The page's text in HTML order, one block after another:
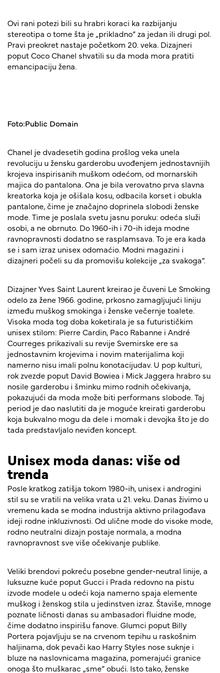
Ovi rani potezi bili su hrabri koraci ka razbijanju
stereotipa o tome šta je „prikladno” za jedan ili drugi pol.
Pravi preokret nastaje početkom 20. veka. Dizajneri
poput Coco Chanel shvatili su da moda mora pratiti
emancipaciju žena.
Foto:Public Domain
Chanel je dvadesetih godina prošlog veka unela
revoluciju u žensku garderobu uvođenjem jednostavnijih
krojeva inspirisanih muškom odećom, od mornarskih
majica do pantalona. Ona je bila verovatno prva slavna
kreatorka koja je ošišala kosu, odbacila korset i obukla
pantalone, čime je značajno doprinela slobodi ženske
mode. Time je poslala svetu jasnu poruku: odeća služi
osobi, a ne obrnuto. Do 1960-ih i 70-ih ideja modne
ravnopravnosti dodatno se rasplamsava. To je era kada
se i sam izraz unisex odomaćio. Modni magazini i
dizajneri počeli su da promovišu kolekcije „za svakoga”.
Dizajner Yves Saint Laurent kreirao je čuveni Le Smoking
odelo za žene 1966. godine, prkosno zamagljujući liniju
između muškog smokinga i ženske večernje toalete.
Visoka moda tog doba koketirala je sa futurističkim
unisex stilom: Pierre Cardin, Paco Rabanne i André
Courreges prikazivali su revije Svemirske ere sa
jednostavnim krojevima i novim materijalima koji
namerno nisu imali polnu konotacijudav. U pop kulturi,
rok zvezde poput David Bowiea i Mick Jaggera hrabro su
nosile garderobu i šminku mimo rodnih očekivanja,
pokazujući da moda može biti performans slobode. Taj
period je dao naslutiti da je moguće kreirati garderobu
koja bukvalno mogu da dele i momak i devojka što je do
tada predstavljalo neviđen koncept.
Unisex moda danas: više od
trenda
Posle kratkog zatišja tokom 1980-ih, unisex i androgini
stil su se vratili na velika vrata u 21. veku. Danas živimo u
vremenu kada se modna industrija aktivno prilagođava
ideji rodne inkluzivnosti. Od ulične mode do visoke mode,
rodno neutralni dizajn postaje normala, a modna
ravnopravnost sve više očekivanje publike.
Veliki brendovi pokreću posebne gender-neutral linije, a
luksuzne kuće poput Gucci i Prada redovno na pistu
izvode modele u odeći koja namerno spaja elemente
muškog i ženskog stila u jedinstven izraz. Štaviše, mnoge
poznate ličnosti danas su ambasadori fluidne mode,
čime dodatno inspirišu fanove. Glumci poput Billy
Portera pojavljuju se na crvenom tepihu u raskošnim
haljinama, dok pevači kao Harry Styles nose suknje i
bluze na naslovnicama magazina, pomerajući granice
onoga što muškarac „sme” obući. Isto tako, ženske